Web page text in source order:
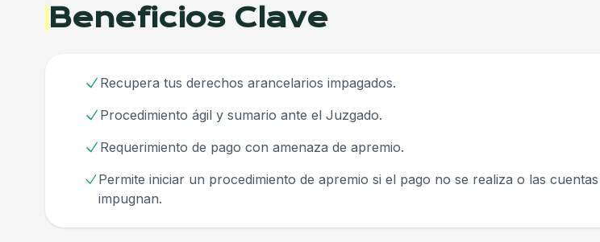
Beneficios Clave
Recupera tus derechos arancelarios impagados.
Procedimiento ágil y sumario ante el Juzgado.
Requerimiento de pago con amenaza de apremio.
Permite iniciar un procedimiento de apremio si el pago no se realiza o las
impugnan.